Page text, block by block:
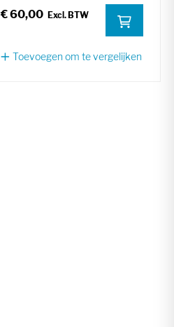
€ 60,00
Toevoegen om te vergelijken